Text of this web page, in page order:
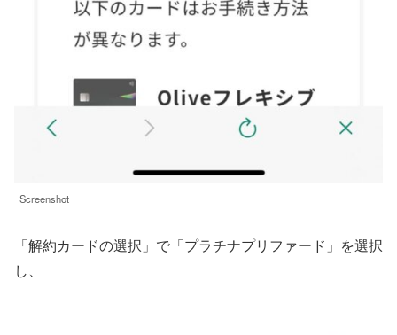
Screenshot
「解約カードの選択」で「プラチナプリファード」を選択
し、